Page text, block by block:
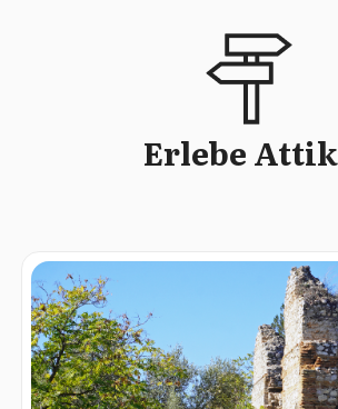
Erlebe